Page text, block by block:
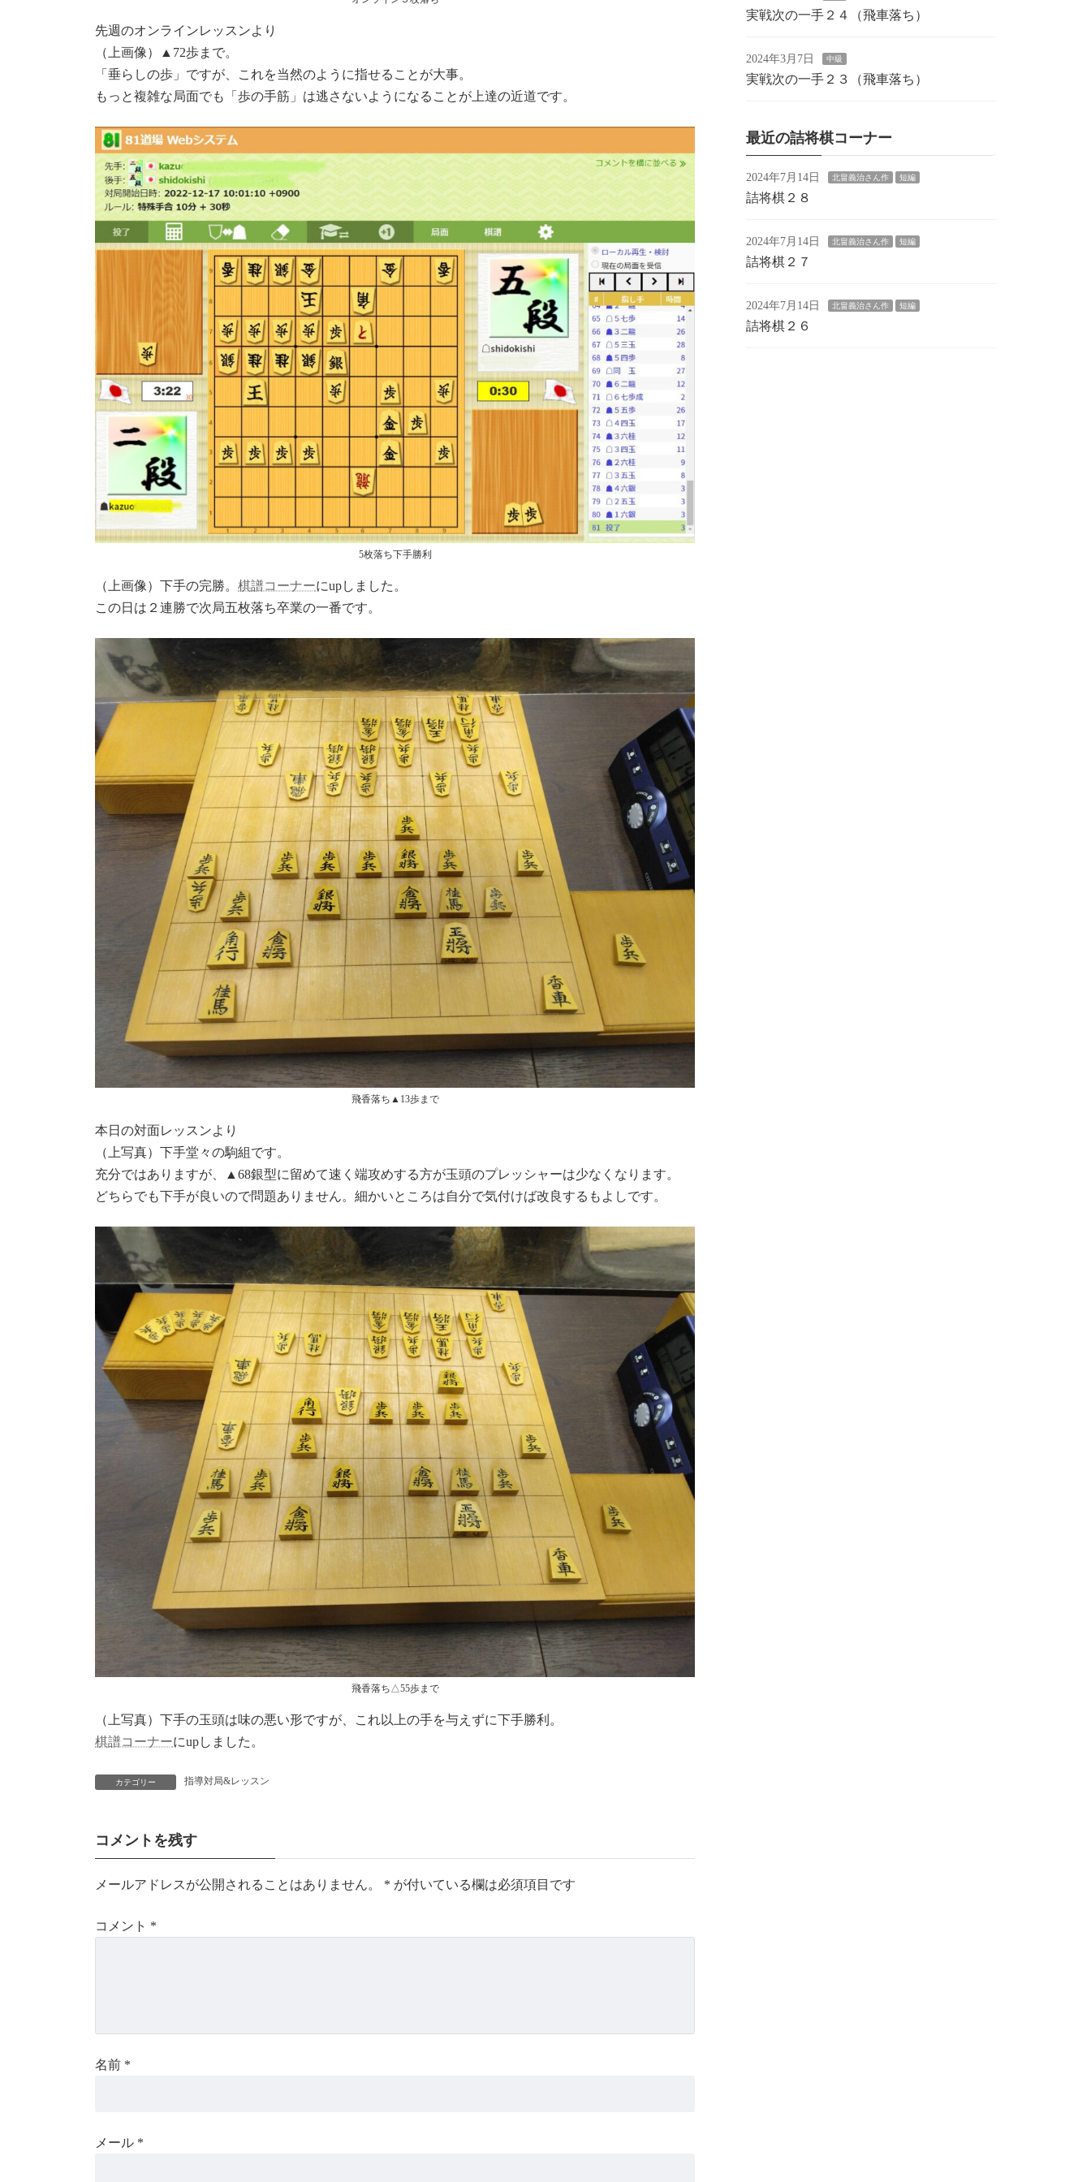
先週のオンラインレッスンより
（上画像）▲72歩まで。
「垂らしの歩」ですが、これを当然のように指せることが大事。
もっと複雑な局面でも「歩の手筋」は逃さないようになることが上達の近道です。
5枚落ち下手勝利
（上画像）下手の完勝。 棋譜コーナーにupしました。
この日は２連勝で次局五枚落ち卒業の一番です。
飛香落ち▲13歩まで
本日の対面レッスンより
（上写真）下手堂々の駒組です。
充分ではありますが、▲68銀型に留めて速く端攻めする方が玉頭のプレッシャーは少なくなります。
どちらでも下手が良いので問題ありません。細かいところは自分で気付けば改良するもよしです。
飛香落ち△55歩まで
（上写真）下手の玉頭は味の悪い形ですが、これ以上の手を与えずに下手勝利。
棋譜コーナーにupしました。
カテゴリー 指導対局&レッスン
コメントを残す
メールアドレスが公開されることはありません。 * が付いている欄は必須項目です
コメント *
名前 *
メール *
実戦次の一手２４（飛車落ち）
2024年3月7日 中級
実戦次の一手２３（飛車落ち）
最近の詰将棋コーナー
2024年7月14日 北畠義治さん作 短編
詰将棋２８
2024年7月14日 北畠義治さん作 短編
詰将棋２７
2024年7月14日 北畠義治さん作 短編
詰将棋２６